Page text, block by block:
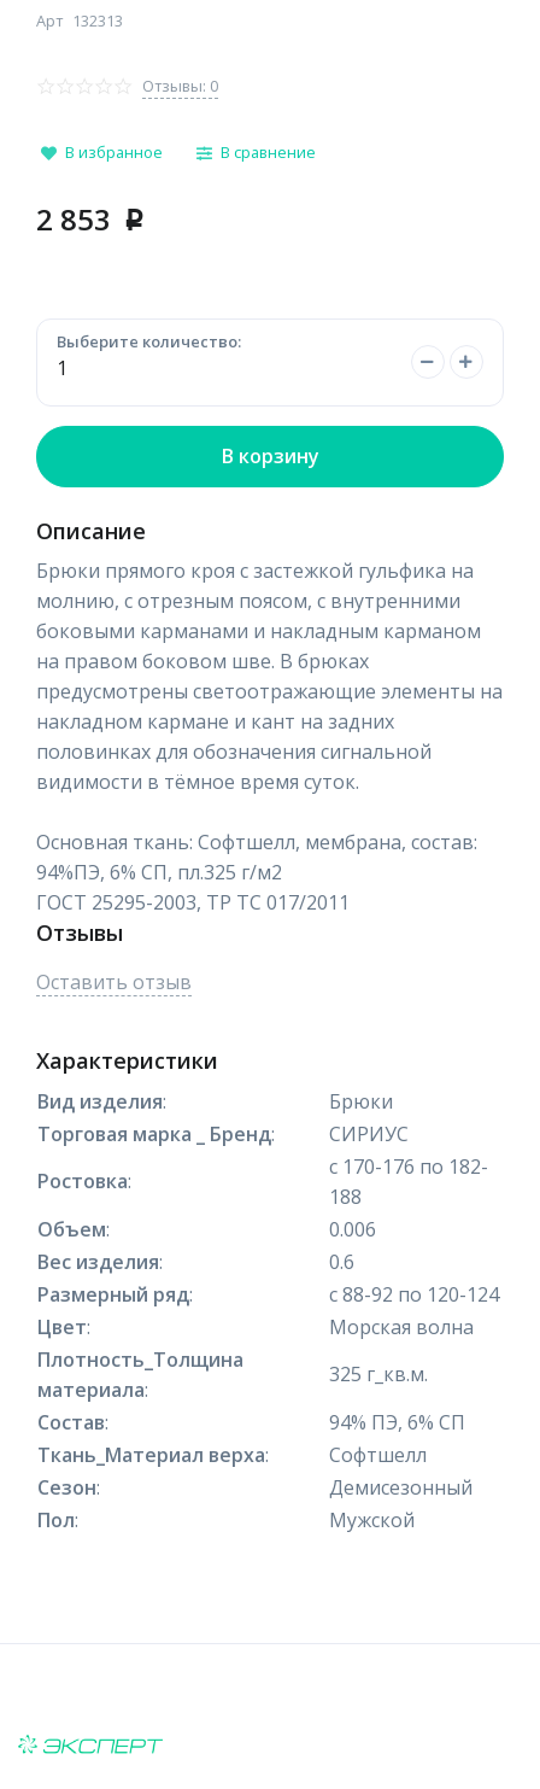
Арт 132313
Отзывы: 0
В избранное В сравнение
2 853 p
Выберите количество:
В корзину
Описание
Брюки прямого кроя с застежкой гульфика на
молнию, с отрезным поясом, с внутренними
боковыми карманами и накладным карманом
на правом боковом шве. В брюках
предусмотрены светоотражающие элементы на
накладном кармане и кант на задних
половинках для обозначения сигнальной
видимости в тёмное время суток.
Основная ткань: Софтшелл, мембрана, состав:
94%ПЭ, 6% СП, пл.325 г/м2
ГОСТ 25295-2003, ТР ТС 017/2011
Отзывы
Оставить отзыв
Характеристики
Вид изделия:
Брюки
Торговая марка _ Бренд:
СИРИУС
Ростовка:
с 170-176 по 182-
188
Объем:
0.006
Вес изделия:
0.6
Размерный ряд:
с 88-92 по 120-124
Цвет:
Морская волна
Плотность_Толщина
материала:
325 г_кв.м.
Состав:
94% ПЭ, 6% СП
Ткань_Материал верха:
Софтшелл
Сезон:
Демисезонный
Пол: Мужской